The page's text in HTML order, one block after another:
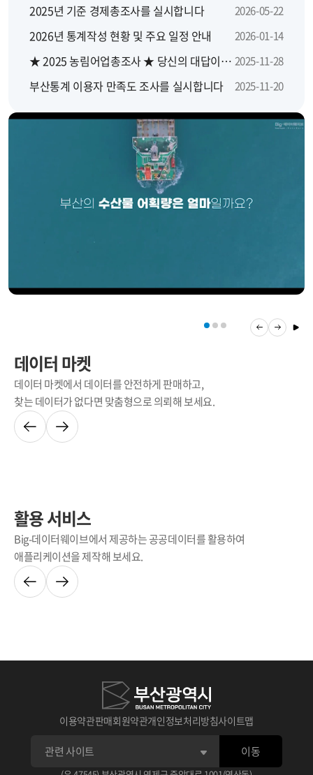
2025년 기준 경제총조사를 실시합니다 2026-05-22
2026년 통계작성 현황 및 주요 일정 안내 2026-01-14
★ 2025 농림어업총조사 ★ 당신의 대답이 대한민국의 농산어촌에 좋은 답이 됩니다 2025-11-28
부산통계 이용자 만족도 조사를 실시합니다 2025-11-20
데이터 마켓
데이터 마켓에서 데이터를 안전하게 판매하고,
찾는 데이터가 없다면 맞춤형으로 의뢰해 보세요.
활용 서비스
Big-데이터웨이브에서 제공하는 공공데이터를 활용하여
애플리케이션을 제작해 보세요.
이용약관판매회원약관개인정보처리방침사이트맵
이동